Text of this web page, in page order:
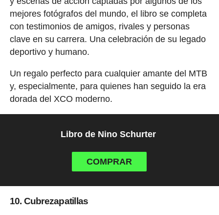
mejores fotógrafos del mundo, el libro se completa
con testimonios de amigos, rivales y personas
clave en su carrera. Una celebración de su legado
deportivo y humano.
Un regalo perfecto para cualquier amante del MTB
y, especialmente, para quienes han seguido la era
dorada del XCO moderno.
Libro de Nino Schurter
COMPRAR
10. Cubrezapatillas